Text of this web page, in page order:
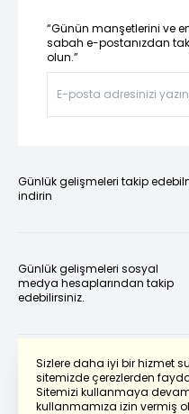
Sizlere daha iyi bir hizmet
sitemizde çerezlerden
Sitemizi kullanmaya
kullanmamıza izin vermiş
“Günün manşetlerini ve
sabah e-postanızdan
olun.”
Günlük gelişmeleri takip
indirin
Günlük gelişmeleri sosyal
medya hesaplarından takip
edebilirsiniz.